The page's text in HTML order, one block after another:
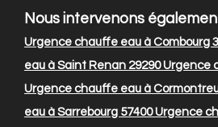
Nous intervenons
Urgence chauffe eau à Combourg
eau à Saint Renan 29290Urgence
Urgence chauffe eau à
eau à Sarrebourg 57400Urgence